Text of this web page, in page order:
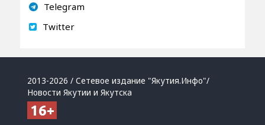
Telegram
Twitter
2013-2026 / Сетевое издание "Якутия.Инфо"/
Новости Якутии и Якутска